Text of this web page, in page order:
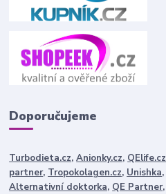
Doporučujeme
Turbodieta.cz,Anionky.cz, QElife.cz
partner, Tropokolagen.cz, Unishka,
Alternativní doktorka, QE Partner,